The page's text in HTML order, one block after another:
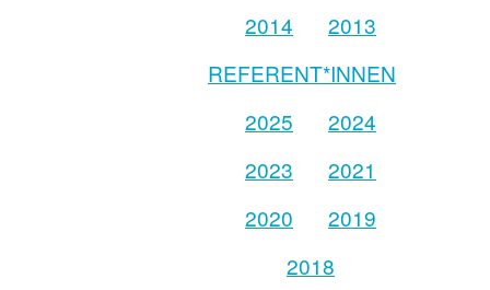
2014
2013
REFERENT*INNEN
2025
2024
2023
2021
2020
2019
2018